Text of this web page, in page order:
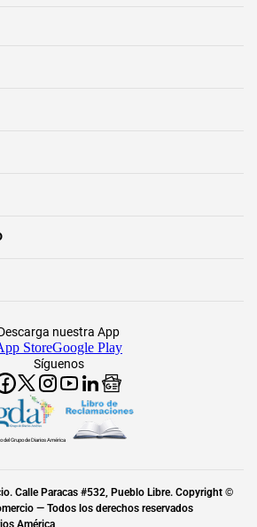
Síguenos
nuestra App
StoreGoogle Play
del Grupo de Diarios América
Calle Paracas #532, Pueblo Libre. Copyright ©
— Todos los derechos reservados
América